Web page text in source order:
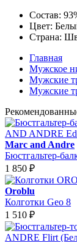
Состав:
Цвет:
Страна:
Главная
Мужское
Мужские
Мужские
Marc and Andre
Бюстгальтер-
1 850 ₽
Oroblu
Колготки Geo 8
1 510 ₽